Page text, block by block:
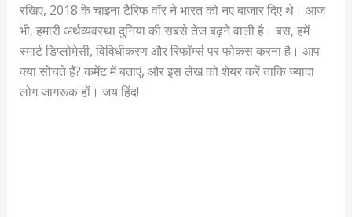
रखिए, 2018 के चाइना टैरिफ वॉर ने भारत को नए बाजार दिए थे। आज
भी, हमारी अर्थव्यवस्था दुनिया की सबसे तेज बढ़ने वाली है। बस, हमें
स्मार्ट डिप्लोमेसी, विविधीकरण और रिफॉर्म्स पर फोकस करना है। आप
क्या सोचते हैं? कमेंट में बताएं, और इस लेख को शेयर करें ताकि ज्यादा
लोग जागरूक हों। जय हिंद!